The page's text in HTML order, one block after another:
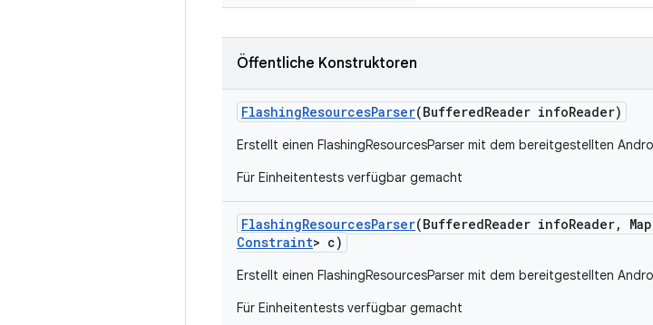
Öffentliche Konstruktoren
FlashingResourcesParser(BufferedReader infoReader)
Erstellt einen FlashingResourcesParser mit dem bereitgestellten
Für Einheitentests verfügbar gemacht
FlashingResourcesParser(BufferedReader infoReader,
Constraint> c)
Erstellt einen FlashingResourcesParser mit dem bereitgestellten
Für Einheitentests verfügbar gemacht